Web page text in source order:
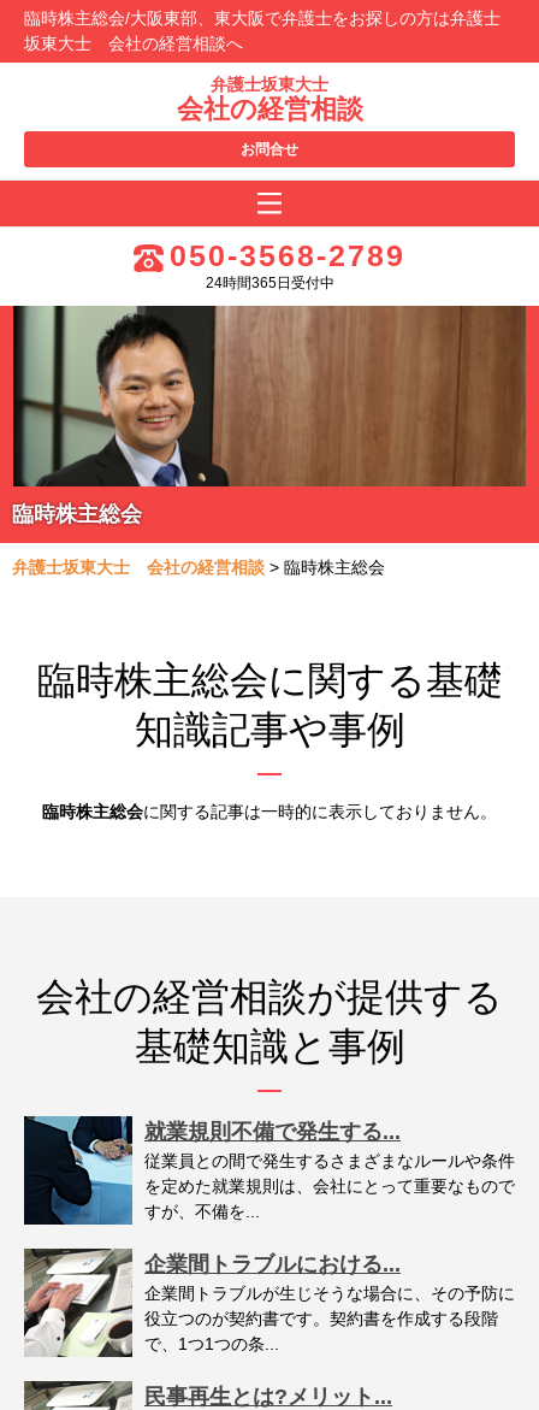
臨時株主総会/大阪東部、東大阪で弁護士をお探しの方は弁護士
坂東大士 会社の経営相談へ
弁護士坂東大士
会社の経営相談
お問合せ
050-3568-2789
24時間365日受付中
臨時株主総会
弁護士坂東大士 会社の経営相談 > 臨時株主総会
臨時株主総会に関する基礎
知識記事や事例
臨時株主総会に関する記事は一時的に表示しておりません。
会社の経営相談が提供する
基礎知識と事例
就業規則不備で発生する...
従業員との間で発生するさまざまなルールや条件
を定めた就業規則は、会社にとって重要なもので
すが、不備を...
企業間トラブルにおける...
企業間トラブルが生じそうな場合に、その予防に
役立つのが契約書です。契約書を作成する段階
で、1つ1つの条...
民事再生とは?メリット...